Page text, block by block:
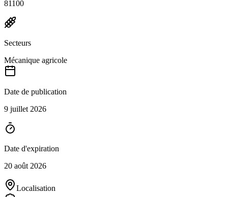
81100
Secteurs
Mécanique agricole
Date de publication
9 juillet 2026
Date d'expiration
20 août 2026
Localisation